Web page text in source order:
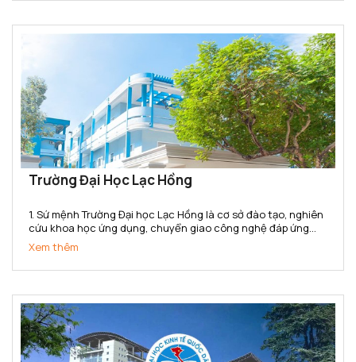
Trường Đại Học Lạc Hồng
1. Sứ mệnh Trường Đại học Lạc Hồng là cơ sở đào tạo, nghiên
cứu khoa học ứng dụng, chuyển giao công nghệ đáp ứng
nhu cầu xã hội. Trường cung cấp nguồn nhân lực, bồi dưỡng
nhân tài có năng lực và phẩm chất phục vụ sự nghiệp...
Xem thêm